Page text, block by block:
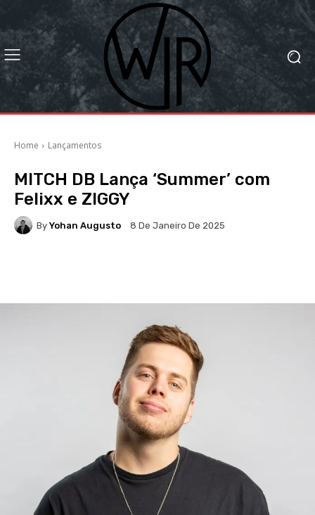
Home Lançamentos
MITCH DB Lança ‘Summer’ com
Felixx e ZIGGY
By Yohan Augusto 8 De Janeiro De 2025